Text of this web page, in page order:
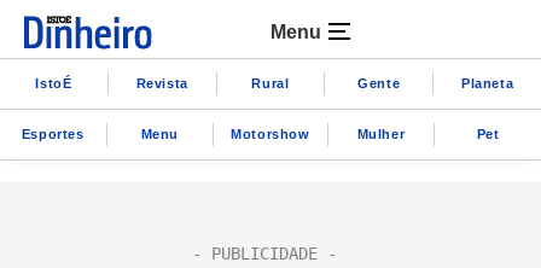
Menu
IstoÉ Revista Rural Gente Planeta
Esportes Menu Motorshow Mulher Pet